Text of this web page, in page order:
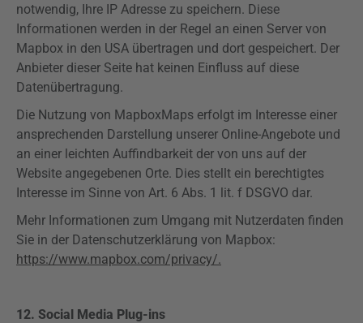
notwendig, Ihre IP Adresse zu speichern. Diese
Informationen werden in der Regel an einen Server von
Mapbox in den USA übertragen und dort gespeichert. Der
Anbieter dieser Seite hat keinen Einfluss auf diese
Datenübertragung.
Die Nutzung von MapboxMaps erfolgt im Interesse einer
ansprechenden Darstellung unserer Online-Angebote und
an einer leichten Auffindbarkeit der von uns auf der
Website angegebenen Orte. Dies stellt ein berechtigtes
Interesse im Sinne von Art. 6 Abs. 1 lit. f DSGVO dar.
Mehr Informationen zum Umgang mit Nutzerdaten finden
Sie in der Datenschutzerklärung von Mapbox:
https://www.mapbox.com/privacy/.
12. Social Media Plug-ins